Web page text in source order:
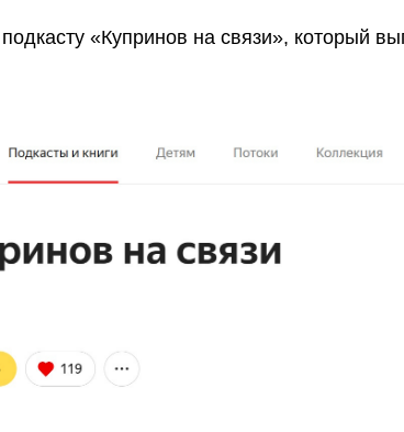
«Купринов на связи», который